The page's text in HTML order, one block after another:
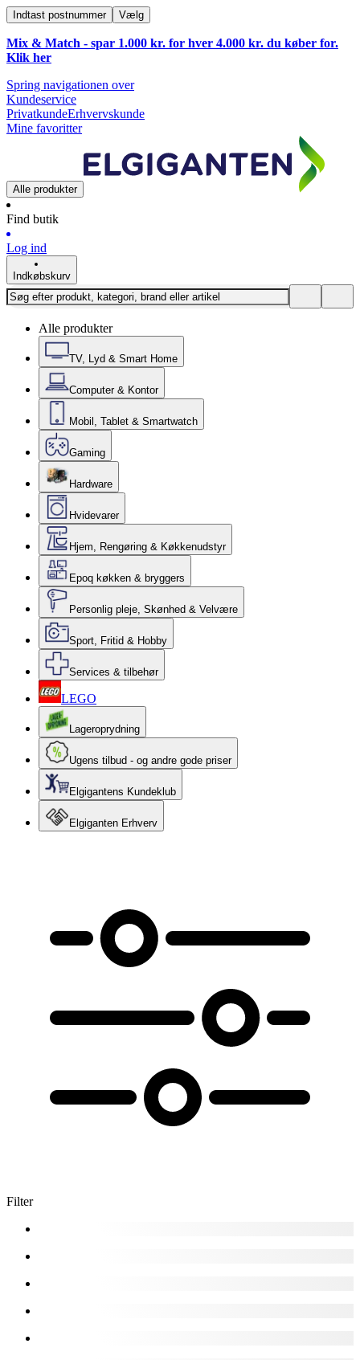
Indtast postnummer Vælg
Mix & Match - spar 1.000 kr. for hver 4.000 kr. du køber for.
Klik her
Spring navigationen over
Kundeservice
PrivatkundeErhvervskunde
Mine favoritter
Alle produkter
Find butik
Log ind
Indkøbskurv
Alle produkter
TV, Lyd & Smart Home
Computer & Kontor
Mobil, Tablet & Smartwatch
Gaming
Hardware
Hvidevarer
Hjem, Rengøring & Køkkenudstyr
Epoq køkken & bryggers
Personlig pleje, Skønhed & Velvære
Sport, Fritid & Hobby
Services & tilbehør
LEGO
Lageroprydning
Ugens tilbud - og andre gode priser
Elgigantens Kundeklub
Elgiganten Erhverv
Filter